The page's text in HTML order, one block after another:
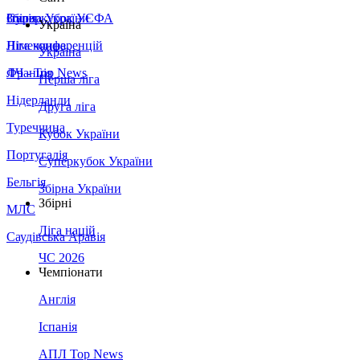
Збірна України
Італія
Німеччина
Франція
Нідерланди
Туреччина
Португалія
Бельгія
МЛС
Саудівська Аравія
Суперкубок УЄФА
Ліга конференцій
ЛЧ - Top News
Україна
Україна
Перша ліга
Друга ліга
Кубок України
Суперкубок України
Збірна України
Збірні
Ліга націй
ЧС 2026
Чемпіонати
Англія
Іспанія
АПЛ Top News